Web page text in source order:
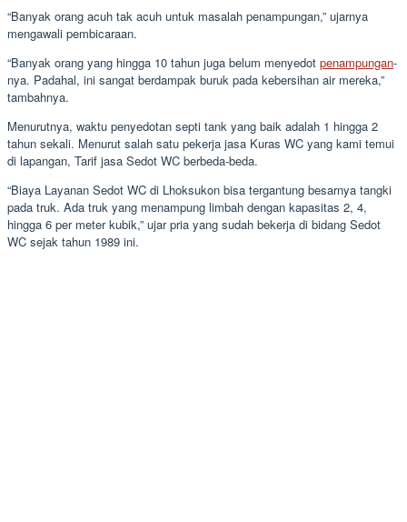
“Banyak orang acuh tak acuh untuk masalah penampungan,” ujarnya
mengawali pembicaraan.
“Banyak orang yang hingga 10 tahun juga belum menyedot penampungan-
nya. Padahal, ini sangat berdampak buruk pada kebersihan air mereka,”
tambahnya.
Menurutnya, waktu penyedotan septi tank yang baik adalah 1 hingga 2
tahun sekali. Menurut salah satu pekerja jasa Kuras WC yang kami temui
di lapangan, Tarif jasa Sedot WC berbeda-beda.
“Biaya Layanan Sedot WC di Lhoksukon bisa tergantung besarnya tangki
pada truk. Ada truk yang menampung limbah dengan kapasitas 2, 4,
hingga 6 per meter kubik,” ujar pria yang sudah bekerja di bidang Sedot
WC sejak tahun 1989 ini.